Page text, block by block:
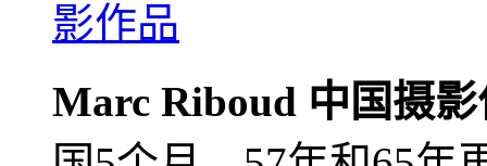
Marc Riboud 中国摄